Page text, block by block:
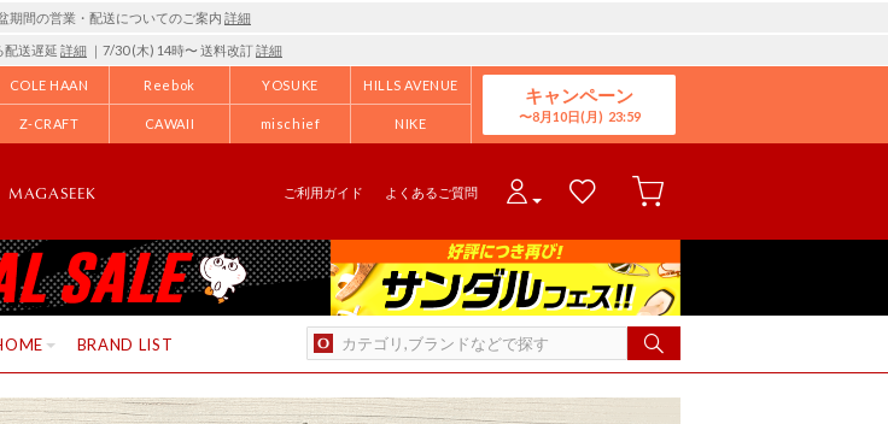
期間の営業・配送についてのご案内 詳細
配送遅延 詳細 ｜7/30 (木) 14時〜 送料改訂詳細
COLE HAAN Reebok YOSUKE HILLS AVENUE
Z-CRAFT CAWAII mischief NIKE
キャンペーン
8月10日(月)
MAGASEEK ご利用ガイド よくあるご質問
BRAND LIST